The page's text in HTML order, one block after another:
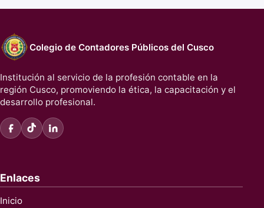
Colegio de Contadores Públicos del Cusco
Institución al servicio de la profesión contable en la
región Cusco, promoviendo la ética, la capacitación y el
desarrollo profesional.
Enlaces
Inicio